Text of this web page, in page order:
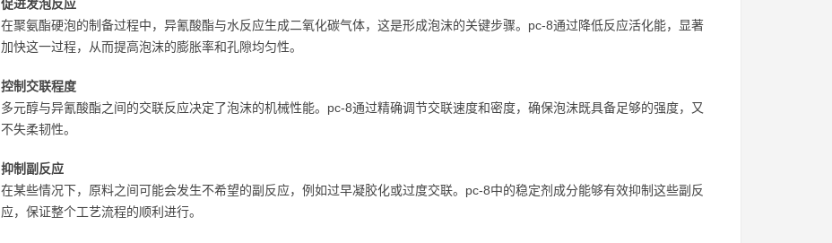
促进发泡反应
在聚氨酯硬泡的制备过程中，异氰酸酯与水反应生成二氧化碳气体，这是形成泡沫的关键步骤。pc-8通过降低反应活化能，显著
加快这一过程，从而提高泡沫的膨胀率和孔隙均匀性。
控制交联程度
多元醇与异氰酸酯之间的交联反应决定了泡沫的机械性能。pc-8通过精确调节交联速度和密度，确保泡沫既具备足够的强度，又
不失柔韧性。
抑制副反应
在某些情况下，原料之间可能会发生不希望的副反应，例如过早凝胶化或过度交联。pc-8中的稳定剂成分能够有效抑制这些副反
应，保证整个工艺流程的顺利进行。